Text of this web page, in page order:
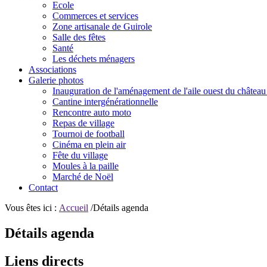
Ecole
Commerces et services
Zone artisanale de Guirole
Salle des fêtes
Santé
Les déchets ménagers
Associations
Galerie photos
Inauguration de l'aménagement de l'aile ouest du
Cantine intergénérationnelle
Rencontre auto moto
Repas de village
Tournoi de football
Cinéma en plein air
Fête du village
Moules à la paille
Marché de Noël
Contact
Vous êtes ici : Accueil /Détails agenda
Détails agenda
Liens directs